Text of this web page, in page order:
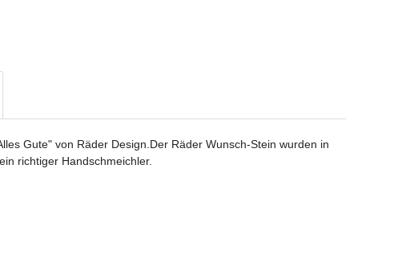
Gute" von Räder Design.Der Räder Wunsch-Stein wurden in
richtiger Handschmeichler.